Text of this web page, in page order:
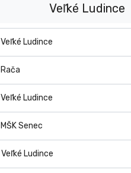
Veľké Ludince
Veľké Ludince
Rača
Veľké Ludince
MŠK Senec
Veľké Ludince